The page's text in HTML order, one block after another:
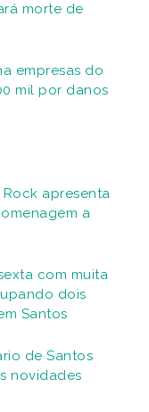
morte de
empresas do
mil por danos
apresenta
a
com muita
dois
Santos
de Santos
novidades